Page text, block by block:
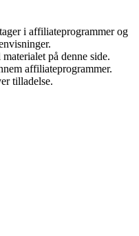
i affiliateprogrammer og
på denne side.
affiliateprogrammer.
tilladelse.